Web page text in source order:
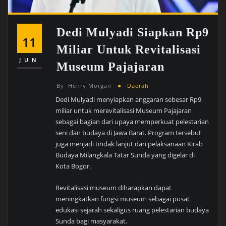
11
JUN
Dedi Mulyadi Siapkan Rp9
Miliar Untuk Revitalisasi
Museum Pajajaran
By Henry Morgan Daerah
Dedi Mulyadi menyiapkan anggaran sebesar Rp9
miliar untuk merevitalisasi Museum Pajajaran
sebagai bagian dari upaya memperkuat pelestarian
seni dan budaya di Jawa Barat. Program tersebut
juga menjadi tindak lanjut dari pelaksanaan Kirab
Budaya Milangkala Tatar Sunda yang digelar di
Kota Bogor.
Revitalisasi museum diharapkan dapat
meningkatkan fungsi museum sebagai pusat
edukasi sejarah sekaligus ruang pelestarian budaya
Sunda bagi masyarakat.